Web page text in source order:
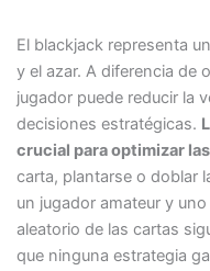
El blackjack representa
y el azar. A diferencia de
jugador puede reducir la
decisiones estratégicas.
crucial para optimizar
carta, plantarse o doblar
un jugador amateur y
aleatorio de las cartas
que ninguna estrategia